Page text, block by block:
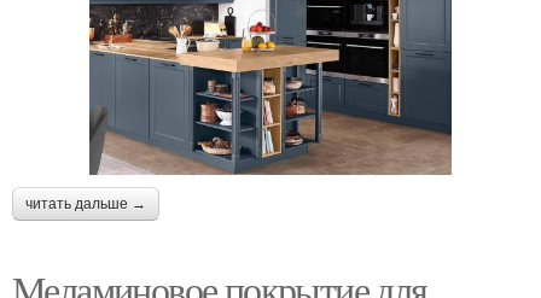
читать дальше →